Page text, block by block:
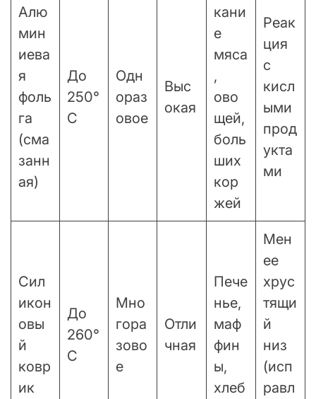
Алю
мин
иева
я
фоль
га
(сма
занн
ая)
До
250°
C
Одн
ораз
овое
Выс
окая
кани
е
мяса
,
ово
щей,
боль
ших
кор
жей
Реак
ция
с
кисл
ыми
прод
укта
ми
Сил
икон
овы
й
ковр
ик
До
260°
C
Мно
гора
зово
е
Отли
чная
Пече
нье,
маф
фин
ы,
хлеб
Мен
ее
хрус
тящи
й
низ
(исп
равл